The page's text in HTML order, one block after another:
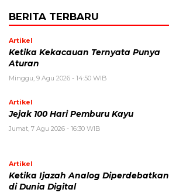
BERITA TERBARU
Artikel
Ketika Kekacauan Ternyata Punya
Aturan
Minggu, 9 Agu 2026 - 14:50 WIB
Artikel
Jejak 100 Hari Pemburu Kayu
Jumat, 7 Agu 2026 - 16:30 WIB
Artikel
Ketika Ijazah Analog Diperdebatkan
di Dunia Digital